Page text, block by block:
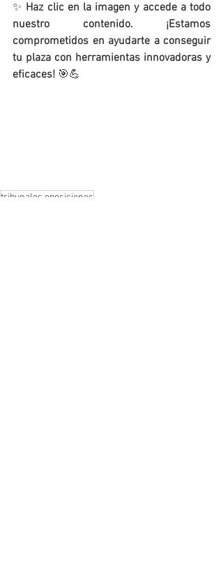
✨ Haz clic en la imagen y accede a todo
nuestro contenido. ¡Estamos
comprometidos en ayudarte a conseguir
tu plaza con herramientas innovadoras y
eficaces! 🎯💪
tribunales oposiciones